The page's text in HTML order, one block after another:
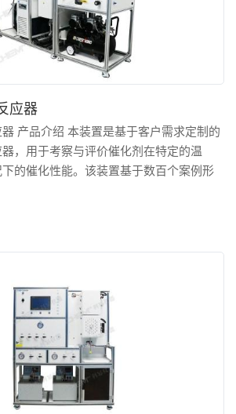
应器
产品介绍 本装置是基于客户需求定制的
，用于考察与评价催化剂在特定的温
的催化性能。该装置基于数百个案例形
现对实验条件的精准控制。对温度、压
设计。设备采用分布式控制系统解决方